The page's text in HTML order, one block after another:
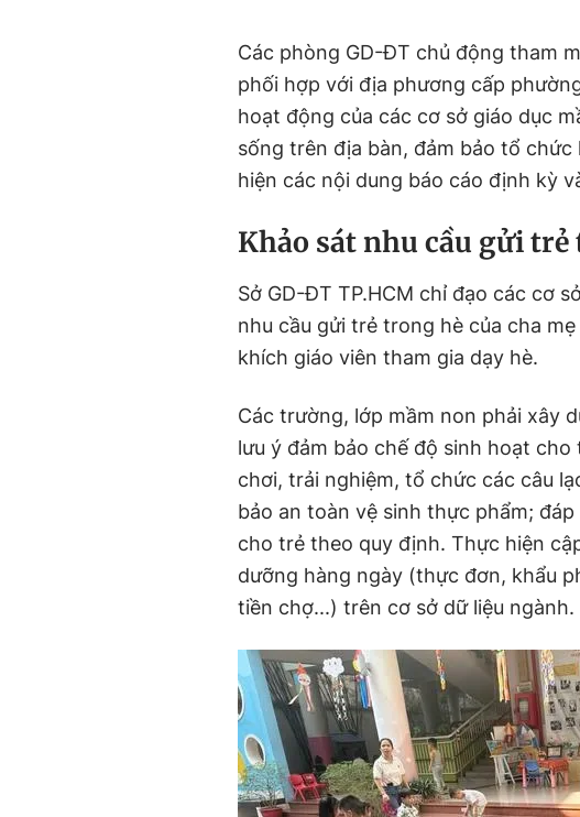
Các phòng GD-ĐT chủ động tham
phối hợp với địa phương cấp
hoạt động của các cơ sở giáo dục
sống trên địa bàn, đảm bảo tổ
hiện các nội dung báo cáo định kỳ
Khảo sát nhu cầu gửi
Sở GD-ĐT TP.HCM chỉ đạo các cơ
nhu cầu gửi trẻ trong hè của cha
khích giáo viên tham gia dạy hè.
Các trường, lớp mầm non phải xây
lưu ý đảm bảo chế độ sinh hoạt
chơi, trải nghiệm, tổ chức các câu
bảo an toàn vệ sinh thực phẩm;
cho trẻ theo quy định. Thực hiện
dưỡng hàng ngày (thực đơn, khẩu
tiền chợ...) trên cơ sở dữ liệu ngành.